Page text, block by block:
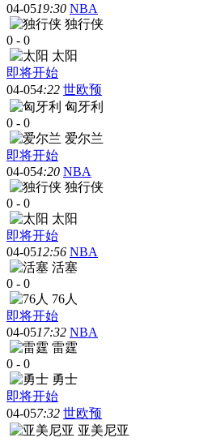
04-0519:30 NBA
独行侠
0 - 0
太阳
即将开始
04-054:22 世欧预
匈牙利
0 - 0
爱尔兰
即将开始
04-054:20 NBA
独行侠
0 - 0
太阳
即将开始
04-0512:56 NBA
活塞
0 - 0
76人
即将开始
04-0517:32 NBA
雷霆
0 - 0
勇士
即将开始
04-057:32 世欧预
亚美尼亚